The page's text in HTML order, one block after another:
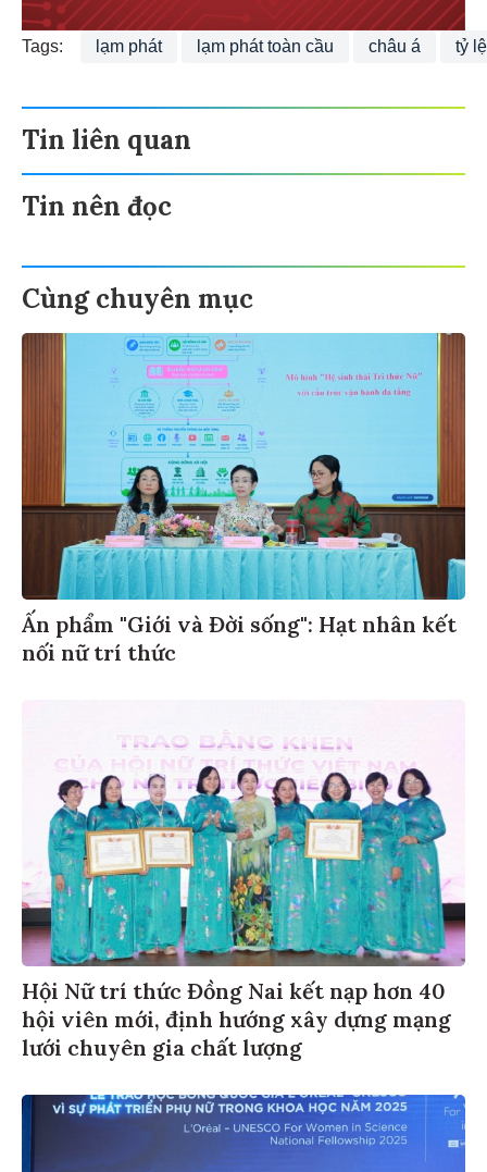
Tags: lạm phát lạm phát toàn cầu châu á tỷ
Tin liên quan
Tin nên đọc
Cùng chuyên mục
Ấn phẩm "Giới và Đời sống": Hạt nhân kết
nối nữ trí thức
Hội Nữ trí thức Đồng Nai kết nạp hơn 40
hội viên mới, định hướng xây dựng mạng
lưới chuyên gia chất lượng